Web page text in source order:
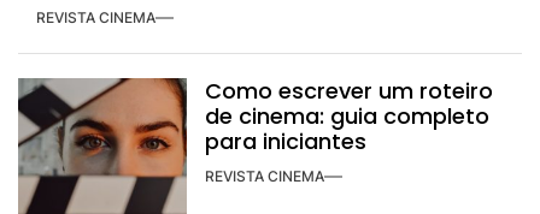
REVISTA CINEMA
Como escrever um roteiro
de cinema: guia completo
para iniciantes
REVISTA CINEMA